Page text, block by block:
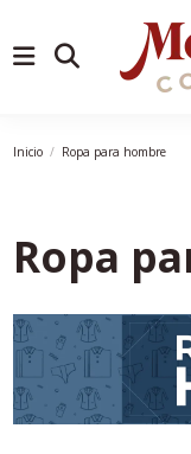
Inicio Ropa para hombre
Ropa